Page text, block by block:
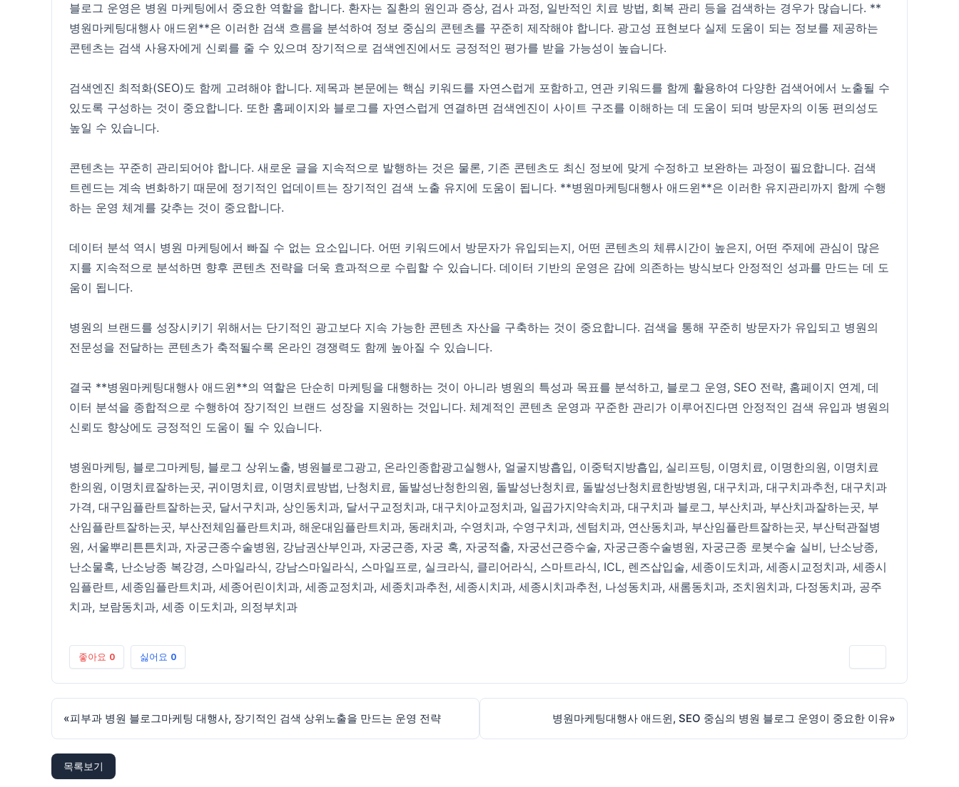
블로그 운영은 병원 마케팅에서 중요한 역할을 합니다. 환자는 질환의 원인과 증상, 검사 과정, 일반적인 치료 방법, 회복 관리 등을 검색하는 경우가 많습니다. **
병원마케팅대행사 애드윈**은 이러한 검색 흐름을 분석하여 정보 중심의 콘텐츠를 꾸준히 제작해야 합니다. 광고성 표현보다 실제 도움이 되는 정보를 제공하는
콘텐츠는 검색 사용자에게 신뢰를 줄 수 있으며 장기적으로 검색엔진에서도 긍정적인 평가를 받을 가능성이 높습니다.
검색엔진 최적화(SEO)도 함께 고려해야 합니다. 제목과 본문에는 핵심 키워드를 자연스럽게 포함하고, 연관 키워드를 함께 활용하여 다양한 검색어에서 노출될 수
있도록 구성하는 것이 중요합니다. 또한 홈페이지와 블로그를 자연스럽게 연결하면 검색엔진이 사이트 구조를 이해하는 데 도움이 되며 방문자의 이동 편의성도
높일 수 있습니다.
콘텐츠는 꾸준히 관리되어야 합니다. 새로운 글을 지속적으로 발행하는 것은 물론, 기존 콘텐츠도 최신 정보에 맞게 수정하고 보완하는 과정이 필요합니다. 검색
트렌드는 계속 변화하기 때문에 정기적인 업데이트는 장기적인 검색 노출 유지에 도움이 됩니다. **병원마케팅대행사 애드윈**은 이러한 유지관리까지 함께 수행
하는 운영 체계를 갖추는 것이 중요합니다.
데이터 분석 역시 병원 마케팅에서 빠질 수 없는 요소입니다. 어떤 키워드에서 방문자가 유입되는지, 어떤 콘텐츠의 체류시간이 높은지, 어떤 주제에 관심이 많은
지를 지속적으로 분석하면 향후 콘텐츠 전략을 더욱 효과적으로 수립할 수 있습니다. 데이터 기반의 운영은 감에 의존하는 방식보다 안정적인 성과를 만드는 데 도
움이 됩니다.
병원의 브랜드를 성장시키기 위해서는 단기적인 광고보다 지속 가능한 콘텐츠 자산을 구축하는 것이 중요합니다. 검색을 통해 꾸준히 방문자가 유입되고 병원의
전문성을 전달하는 콘텐츠가 축적될수록 온라인 경쟁력도 함께 높아질 수 있습니다.
결국 **병원마케팅대행사 애드윈**의 역할은 단순히 마케팅을 대행하는 것이 아니라 병원의 특성과 목표를 분석하고, 블로그 운영, SEO 전략, 홈페이지 연계, 데
이터 분석을 종합적으로 수행하여 장기적인 브랜드 성장을 지원하는 것입니다. 체계적인 콘텐츠 운영과 꾸준한 관리가 이루어진다면 안정적인 검색 유입과 병원의
신뢰도 향상에도 긍정적인 도움이 될 수 있습니다.
병원마케팅, 블로그마케팅, 블로그 상위노출, 병원블로그광고, 온라인종합광고실행사, 얼굴지방흡입, 이중턱지방흡입, 실리프팅, 이명치료, 이명한의원, 이명치료
한의원, 이명치료잘하는곳, 귀이명치료, 이명치료방법, 난청치료, 돌발성난청한의원, 돌발성난청치료, 돌발성난청치료한방병원, 대구치과, 대구치과추천, 대구치과
가격, 대구임플란트잘하는곳, 달서구치과, 상인동치과, 달서구교정치과, 대구치아교정치과, 일곱가지약속치과, 대구치과 블로그, 부산치과, 부산치과잘하는곳, 부
산임플란트잘하는곳, 부산전체임플란트치과, 해운대임플란트치과, 동래치과, 수영치과, 수영구치과, 센텀치과, 연산동치과, 부산임플란트잘하는곳, 부산턱관절병
원, 서울뿌리튼튼치과, 자궁근종수술병원, 강남권산부인과, 자궁근종, 자궁 혹, 자궁적출, 자궁선근증수술, 자궁근종수술병원, 자궁근종 로봇수술 실비, 난소낭종,
난소물혹, 난소낭종 복강경, 스마일라식, 강남스마일라식, 스마일프로, 실크라식, 클리어라식, 스마트라식, ICL, 렌즈삽입술, 세종이도치과, 세종시교정치과, 세종시
임플란트, 세종임플란트치과, 세종어린이치과, 세종교정치과, 세종치과추천, 세종시치과, 세종시치과추천, 나성동치과, 새롬동치과, 조치원치과, 다정동치과, 공주
치과, 보람동치과, 세종 이도치과, 의정부치과
좋아요 0 싫어요 0
«피부과 병원 블로그마케팅 대행사, 장기적인 검색 상위노출을 만드는 운영 전략 병원마케팅대행사 애드윈, SEO 중심의 병원 블로그 운영이 중요한 이유»
목록보기